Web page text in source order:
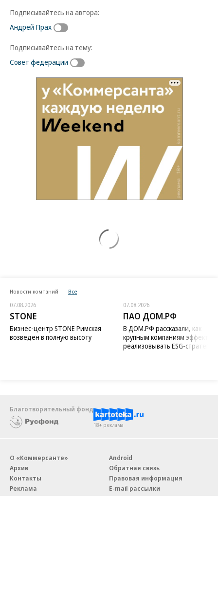
Подписывайтесь на автора:
Андрей Прах
Подписывайтесь на тему:
Совет федерации
Новости компаний Все
07.08.2026
STONE
Бизнес-центр STONE Римская
возведен в полную высоту
07.08.2026
ПАО ДОМ.РФ
В ДОМ.РФ рассказали, как
крупным компаниям
реализовывать ESG-стратегию
Благотворительный фонд
18+ реклама
О «Коммерсанте»
Архив
Контакты
Реклама
Android
Обратная связь
Правовая информация
E-mail рассылки